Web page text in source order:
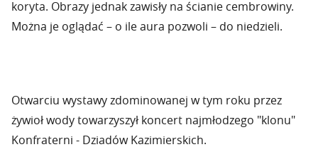
koryta. Obrazy jednak zawisły na ścianie cembrowiny.
Można je oglądać – o ile aura pozwoli – do niedzieli.
Otwarciu wystawy zdominowanej w tym roku przez
żywioł wody towarzyszył koncert najmłodzego "klonu"
Konfraterni - Dziadów Kazimierskich.